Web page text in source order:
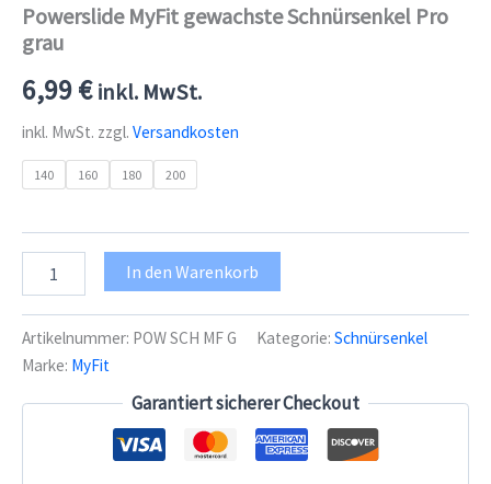
Powerslide MyFit gewachste Schnürsenkel Pro
grau
6,99€ inkl. MwSt.
inkl. MwSt. zzgl. Versandkosten
140 160 180 200
MyFit
Schnürsenkel
Pro
grau
In den Warenkorb
Artikelnummer: POW SCH MF G Kategorie: Schnürsenkel
Marke: MyFit
Garantiert sicherer Checkout